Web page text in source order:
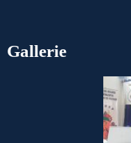
Gallerie